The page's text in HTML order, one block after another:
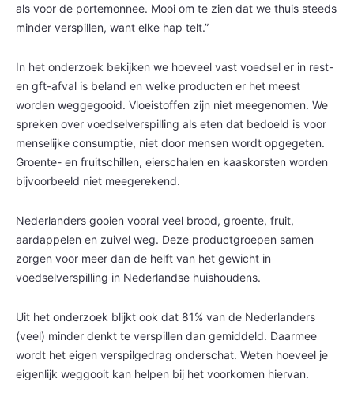
als voor de portemonnee. Mooi om te zien dat we thuis steeds
minder verspillen, want elke hap telt.”
In het onderzoek bekijken we hoeveel vast voedsel er in rest-
en gft-afval is beland en welke producten er het meest
worden weggegooid. Vloeistoffen zijn niet meegenomen. We
spreken over voedselverspilling als eten dat bedoeld is voor
menselijke consumptie, niet door mensen wordt opgegeten.
Groente- en fruitschillen, eierschalen en kaaskorsten worden
bijvoorbeeld niet meegerekend.
Nederlanders gooien vooral veel brood, groente, fruit,
aardappelen en zuivel weg. Deze productgroepen samen
zorgen voor meer dan de helft van het gewicht in
voedselverspilling in Nederlandse huishoudens.
Uit het onderzoek blijkt ook dat 81% van de Nederlanders
(veel) minder denkt te verspillen dan gemiddeld. Daarmee
wordt het eigen verspilgedrag onderschat. Weten hoeveel je
eigenlijk weggooit kan helpen bij het voorkomen hiervan.